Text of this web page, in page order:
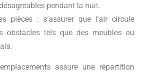
pendant la nuit.
pièces : s’assurer que l’air circule
obstacles tels que des meubles ou
assure une répartition